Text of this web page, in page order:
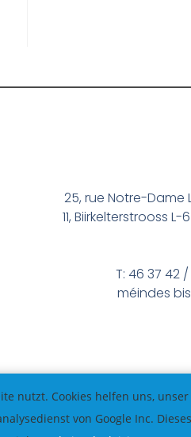
25, rue Notre-Dame
11, Biirkelterstrooss
T: 46 37 42
méindes
nutzt. Cookies helfen uns,
von Google Inc.